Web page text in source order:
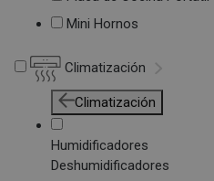
Mini Hornos
Climatización
Climatización
Humidificadores
Deshumidificadores